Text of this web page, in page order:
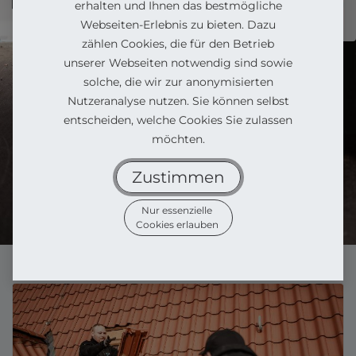
erhalten und Ihnen das bestmögliche
Webseiten-Erlebnis zu bieten. Dazu
zählen Cookies, die für den Betrieb
unserer Webseiten notwendig sind sowie
solche, die wir zur anonymisierten
Nutzeranalyse nutzen. Sie können selbst
entscheiden, welche Cookies Sie zulassen
möchten.
Zustimmen
Nur essenzielle
Cookies erlauben